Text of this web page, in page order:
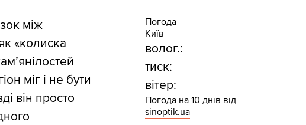
між
«колиска
міг і не бути
він просто
Погода
Київ
волог.:
тиск:
вітер:
Погода на 10 днів від
sinoptik.ua